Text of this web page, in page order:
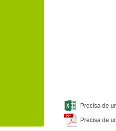
Precisa de
Precisa de